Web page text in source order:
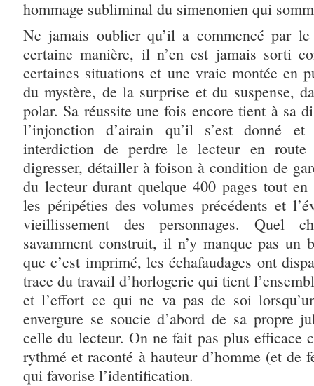
hommage subliminal du simenonien qui
Ne jamais oublier qu’il a commencé par
certaine manière, il n’en est jamais sorti
certaines situations et une vraie montée en
du mystère, de la surprise et du suspense,
polar. Sa réussite une fois encore tient à sa
l’injonction d’airain qu’il s’est donné
interdiction de perdre le lecteur en
digresser, détailler à foison à condition de
du lecteur durant quelque 400 pages tout en
les péripéties des volumes précédents et
vieillissement des personnages. Quel
savamment construit, il n’y manque pas un
que c’est imprimé, les échafaudages ont
trace du travail d’horlogerie qui tient
et l’effort ce qui ne va pas de soi
envergure se soucie d’abord de sa propre
celle du lecteur. On ne fait pas plus efficace
rythmé et raconté à hauteur d’homme (et de
qui favorise l’identification.